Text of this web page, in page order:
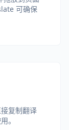
可确保
复制翻译
。